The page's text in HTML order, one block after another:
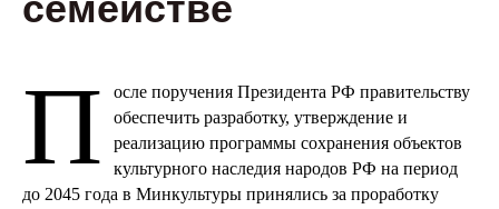
П
осле поручения Президента РФ правительству
обеспечить разработку, утверждение и
реализацию программы сохранения объектов
культурного наследия народов РФ на период
до 2045 года в Минкультуры принялись за проработку